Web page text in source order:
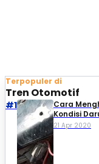
Terpopuler di
Tren Otomotif
#1
Cara
Kondisi
21 Apr 2020